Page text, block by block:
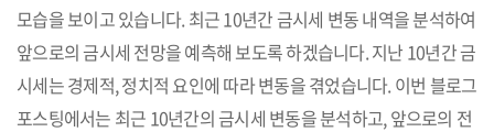
모습을 보이고 있습니다. 최근 10년간 금시세 변동 내역을 분석하여
앞으로의 금시세 전망을 예측해 보도록 하겠습니다. 지난 10년간 금
시세는 경제적, 정치적 요인에 따라 변동을 겪었습니다. 이번 블로그
포스팅에서는 최근 10년간의 금시세 변동을 분석하고, 앞으로의 전